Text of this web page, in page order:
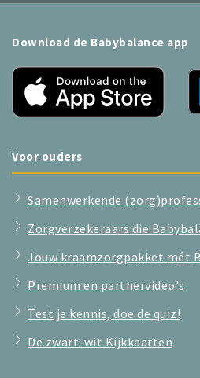
Download de Babybalance app
Voor ouders
Samenwerkende
Zorgverzekeraars die
Jouw kraamzorgpakket mét
Premium en partnervideo's
Test je kennis, doe de quiz!
De zwart-wit Kijkkaarten